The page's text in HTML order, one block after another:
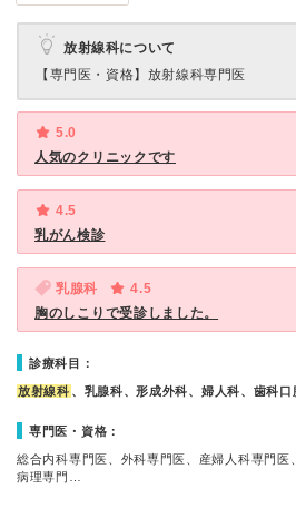
放射線科について
【専門医・資格】 放射線科専門医
5.0
人気のクリニックです
4.5
乳がん検診
乳腺科
4.5
胸のしこりで受診しました。
診療科目：
放射線科 、乳腺科、形成外科、婦人科、歯科
専門医・資格：
総合内科専門医、外科専門医、産婦人科専門医
病理専門…